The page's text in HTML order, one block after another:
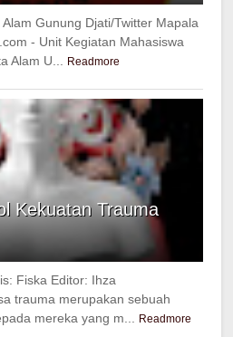
Gunung Djati/Twitter Mapala
- Unit Kegiatan Mahasiswa
Alam U...
Readmore
Kekuatan Trauma
Fiska Editor: Ihza
trauma merupakan sebuah
mereka yang m...
Readmore